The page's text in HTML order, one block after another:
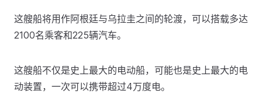
这艘船将用作阿根廷与乌拉圭之间的轮渡，可以搭载多达
2100名乘客和225辆汽车。
这艘船不仅是史上最大的电动船，可能也是史上最大的电
动装置，一次可以携带超过4万度电。